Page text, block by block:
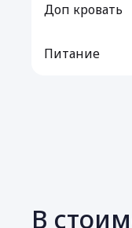
Доп кровать
Питание
В